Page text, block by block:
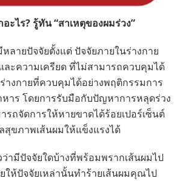
ะไร? รู้ทัน “สาเหตุของผมร่วง”
ลายปัจจัยตั้งแต่ ปัจจัยภายในร่างกาย
ละความเครียด ที่ไม่สามารถควบคุมได้
างกายที่ควบคุมได้อย่างพฤติกรรมการ
าร โดยการรับมือกับปัญหาการหลุดร่วง
รถจัดการให้หายขาดได้ร้อยเปอร์เซ็นต์
ขภาพเส้นผมให้แข็งแรงได้
ามีปัจจัยใดบ้างที่พร้อมพรากเส้นผมไป
ห้ปัจจัยเหล่านั้นทำร้ายเส้นผมคุณไป